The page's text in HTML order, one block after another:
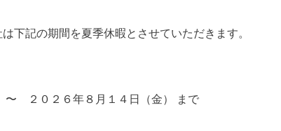
下記の期間を夏季休暇とさせていただきます。
〜 ２０２６年８月１４日（金） まで